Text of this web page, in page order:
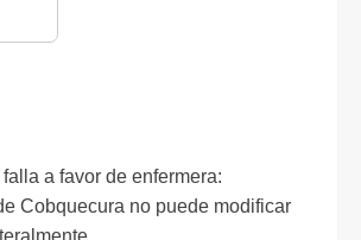
a favor de enfermera:
Cobquecura no puede modificar